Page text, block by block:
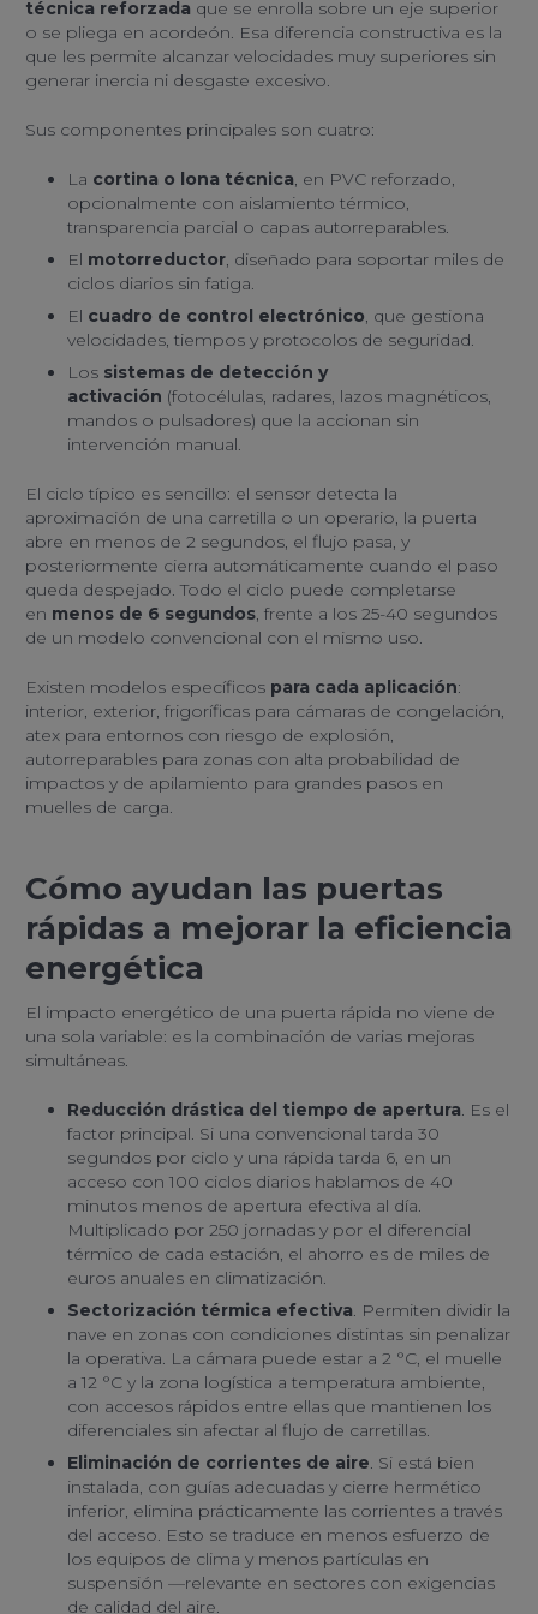
técnica reforzada que se enrolla sobre un eje superior
o se pliega en acordeón. Esa diferencia constructiva es la
que les permite alcanzar velocidades muy superiores sin
generar inercia ni desgaste excesivo.
Sus componentes principales son cuatro:
La cortina o lona técnica, en PVC reforzado,
opcionalmente con aislamiento térmico,
transparencia parcial o capas autorreparables.
El motorreductor, diseñado para soportar miles de
ciclos diarios sin fatiga.
El cuadro de control electrónico, que gestiona
velocidades, tiempos y protocolos de seguridad.
Los sistemas de detección y
activación (fotocélulas, radares, lazos magnéticos,
mandos o pulsadores) que la accionan sin
intervención manual.
El ciclo típico es sencillo: el sensor detecta la
aproximación de una carretilla o un operario, la puerta
abre en menos de 2 segundos, el flujo pasa, y
posteriormente cierra automáticamente cuando el paso
queda despejado. Todo el ciclo puede completarse
en menos de 6 segundos, frente a los 25-40 segundos
de un modelo convencional con el mismo uso.
Existen modelos específicos para cada aplicación:
interior, exterior, frigoríficas para cámaras de congelación,
atex para entornos con riesgo de explosión,
autorreparables para zonas con alta probabilidad de
impactos y de apilamiento para grandes pasos en
muelles de carga.
Cómo ayudan las puertas
rápidas a mejorar la eficiencia
energética
El impacto energético de una puerta rápida no viene de
una sola variable: es la combinación de varias mejoras
simultáneas.
Reducción drástica del tiempo de apertura. Es el
factor principal. Si una convencional tarda 30
segundos por ciclo y una rápida tarda 6, en un
acceso con 100 ciclos diarios hablamos de 40
minutos menos de apertura efectiva al día.
Multiplicado por 250 jornadas y por el diferencial
térmico de cada estación, el ahorro es de miles de
euros anuales en climatización.
Sectorización térmica efectiva. Permiten dividir la
nave en zonas con condiciones distintas sin penalizar
la operativa. La cámara puede estar a 2 °C, el muelle
a 12 °C y la zona logística a temperatura ambiente,
con accesos rápidos entre ellas que mantienen los
diferenciales sin afectar al flujo de carretillas.
Eliminación de corrientes de aire. Si está bien
instalada, con guías adecuadas y cierre hermético
inferior, elimina prácticamente las corrientes a través
del acceso. Esto se traduce en menos esfuerzo de
los equipos de clima y menos partículas en
suspensión —relevante en sectores con exigencias
de calidad del aire.